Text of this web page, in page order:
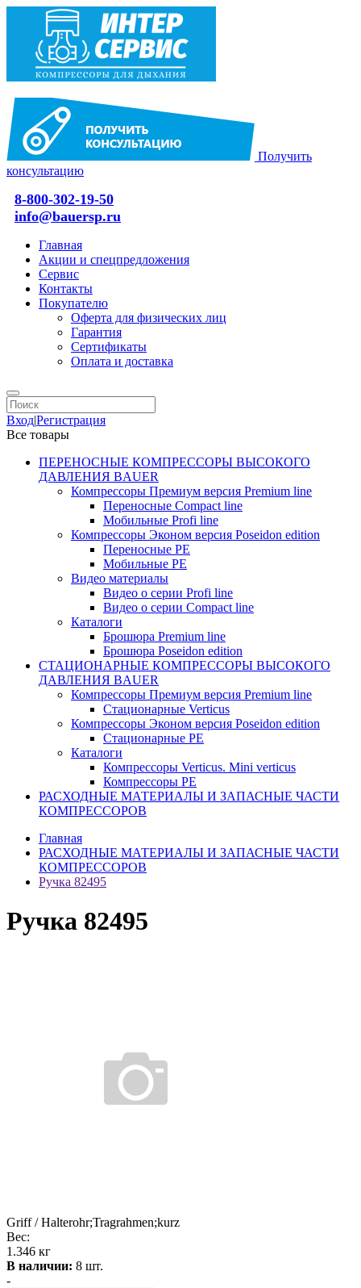
Получить
консультацию
8-800-302-19-50
info@bauersp.ru
Главная
Акции и спецпредложения
Сервис
Контакты
Покупателю
Оферта для физических лиц
Гарантия
Сертификаты
Оплата и доставка
Вход|Регистрация
Все товары
ПЕРЕНОСНЫЕ КОМПРЕССОРЫ ВЫСОКОГО
ДАВЛЕНИЯ BAUER
Компрессоры Премиум версия Premium line
Переносные Compact line
Мобильные Profi line
Компрессоры Эконом версия Poseidon edition
Переносные PE
Мобильные PE
Видео материалы
Видео о серии Profi line
Видео о серии Compact line
Каталоги
Брошюра Premium line
Брошюра Poseidon edition
СТАЦИОНАРНЫЕ КОМПРЕССОРЫ ВЫСОКОГО
ДАВЛЕНИЯ BAUER
Компрессоры Премиум версия Premium line
Стационарные Verticus
Компрессоры Эконом версия Poseidon edition
Стационарные PE
Каталоги
Компрессоры Verticus. Mini verticus
Компрессоры PE
РАСХОДНЫЕ МАТЕРИАЛЫ И ЗАПАСНЫЕ ЧАСТИ
КОМПРЕССОРОВ
Главная
РАСХОДНЫЕ МАТЕРИАЛЫ И ЗАПАСНЫЕ ЧАСТИ
КОМПРЕССОРОВ
Ручка 82495
Ручка 82495
Griff / Halterohr;Tragrahmen;kurz
Вес:
1.346 кг
В наличии: 8 шт.
-